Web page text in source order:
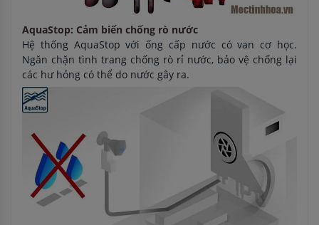
AquaStop: Cảm biến chống rò nước
Hệ thống AquaStop với ống cấp nước có van cơ học.
Ngăn chặn tình trang chống rò rỉ nước, bảo vệ chống lại
các hư hỏng có thể do nước gây ra.